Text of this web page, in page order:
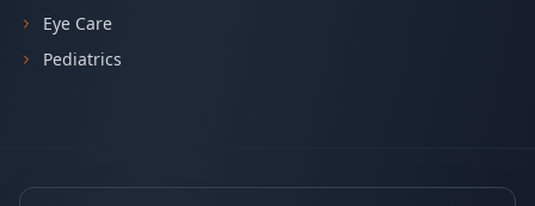
Eye Care
Pediatrics